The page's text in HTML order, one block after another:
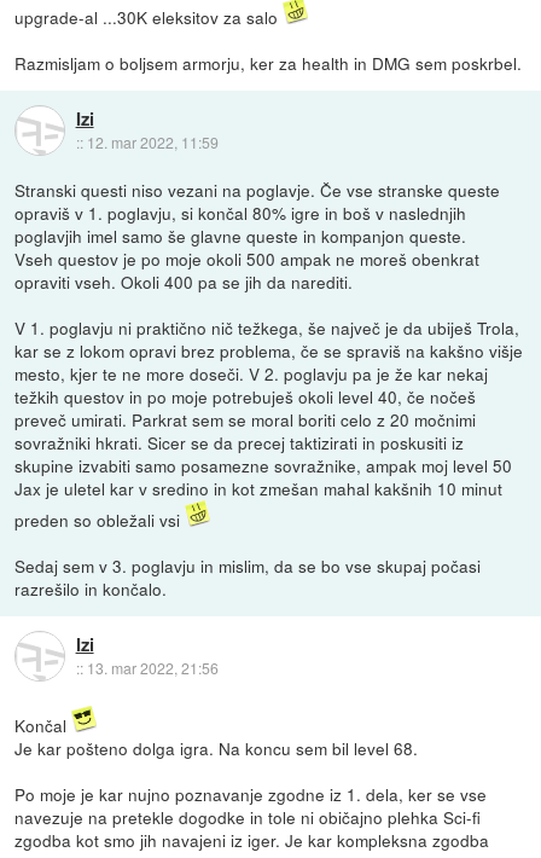
upgrade-al ...30K eleksitov za salo
Razmisljam o boljsem armorju, ker za health in DMG sem poskrbel.
Izi
:: 12. mar 2022, 11:59
Stranski questi niso vezani na poglavje. Če vse stranske queste
opraviš v 1. poglavju, si končal 80% igre in boš v naslednjih
poglavjih imel samo še glavne queste in kompanjon queste.
Vseh questov je po moje okoli 500 ampak ne moreš obenkrat
opraviti vseh. Okoli 400 pa se jih da narediti.
V 1. poglavju ni praktično nič težkega, še največ je da ubiješ Trola,
kar se z lokom opravi brez problema, če se spraviš na kakšno višje
mesto, kjer te ne more doseči. V 2. poglavju pa je že kar nekaj
težkih questov in po moje potrebuješ okoli level 40, če nočeš
preveč umirati. Parkrat sem se moral boriti celo z 20 močnimi
sovražniki hkrati. Sicer se da precej taktizirati in poskusiti iz
skupine izvabiti samo posamezne sovražnike, ampak moj level 50
Jax je uletel kar v sredino in kot zmešan mahal kakšnih 10 minut
preden so obležali vsi
Sedaj sem v 3. poglavju in mislim, da se bo vse skupaj počasi
razrešilo in končalo.
Izi
:: 13. mar 2022, 21:56
Končal
Je kar pošteno dolga igra. Na koncu sem bil level 68.
Po moje je kar nujno poznavanje zgodne iz 1. dela, ker se vse
navezuje na pretekle dogodke in tole ni običajno plehka Sci-fi
zgodba kot smo jih navajeni iz iger. Je kar kompleksna zgodba